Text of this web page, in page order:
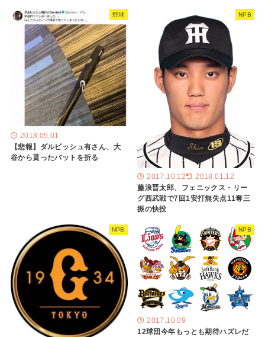
野球
2018.05.01
【悲報】ダルビッシュ有さん、大
谷から貰ったバットを折る
NPB
2017.10.12 2018.01.12
藤浪晋太郎、フェニックス・リー
グ西武戦で7回1安打無失点11奪三
振の快投
NPB NPB
2017.10.09
12球団今年もっとも期待ハズレだ